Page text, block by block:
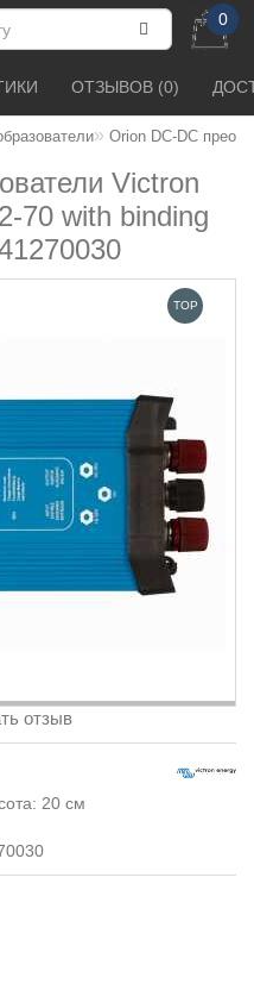
0
Orion DC-DC
Victron
70 with binding
ОТЗЫВОВ (0)
TOP
отзыв
20 см